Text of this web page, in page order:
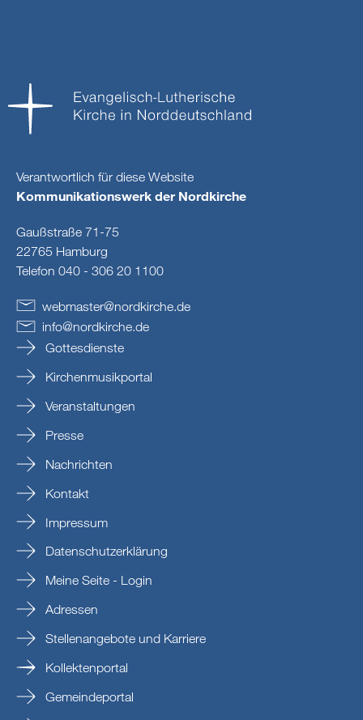
Verantwortlich für diese Website
Kommunikationswerk der Nordkirche
Gaußstraße 71-75
22765 Hamburg
Telefon 040 - 306 20 1100
webmaster@nordkirche de
info@nordkirche.de
Gottesdienste
Kirchenmusikportal
Veranstaltungen
Presse
Nachrichten
Kontakt
Impressum
Datenschutzerklärung
Meine Seite - Login
Adressen
Stellenangebote und Karriere
Kollektenportal
Gemeindeportal